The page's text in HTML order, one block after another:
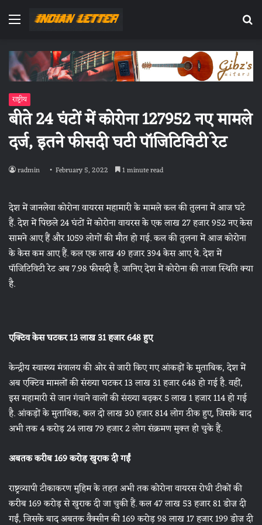
Menu
राष्ट्रीय
बीते 24 घंटों में कोरोना 127952 नए मामले
दर्ज, इतने फीसदी घटी पॉजिटिविटी रेट
radmin February 5, 2022 1 minute read
देश में जानलेवा कोरोना वायरस महामारी के मामले कल की तुलना में आज घटे
हैं. देश में पिछले 24 घंटों में कोरोना वायरस के एक लाख 27 हजार 952 नए केस
सामने आए हैं और 1059 लोगों की मौत हो गई. कल की तुलना में आज कोरोना
के केस कम आए हैं. कल एक लाख 49 हजार 394 केस आए थे. देश में
पॉजिटिविटी रेट अब 7.98 फीसदी है. जानिए देश में कोरोना की ताजा स्थिति क्या
है.
एक्टिव केस घटकर 13 लाख 31 हजार 648 हुए
केन्द्रीय स्वास्थ्य मंत्रालय की ओर से जारी किए गए आंकड़ों के मुताबिक, देश में
अब एक्टिव मामलों की संख्या घटकर 13 लाख 31 हजार 648 हो गई है. वहीं,
इस महामारी से जान गंवाने वालों की संख्या बढ़कर 5 लाख 1 हजार 114 हो गई
है. आंकड़ों के मुताबिक, कल दो लाख 30 हजार 814 लोग ठीक हुए, जिसके बाद
अभी तक 4 करोड़ 24 लाख 79 हजार 2 लोग संक्रमण मुक्त हो चुके हैं.
अबतक करीब 169करोड़ खुराक दी गईं
राष्ट्रव्यापी टीकाकरण मुहिम के तहत अभी तक कोरोना वायरस रोधी टीकों की
करीब 169 करोड़ से खुराक दी जा चुकी हैं. कल 47 लाख 53 हजार 81 डोज़ दी
गईं, जिसके बाद अबतक वैक्सीन की 169 करोड़ 98 लाख 17 हजार 199 डोज़ दी